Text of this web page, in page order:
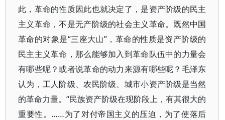
此，革命的性质因此也就决定了，是资产阶级的民主
主义革命，不是无产阶级的社会主义革命。既然中国
革命的对象是“三座大山”，革命的性质是资产阶级的
民主主义革命，那么能够加入到革命队伍中的力量会
有哪些呢？或者说革命的动力来源有哪些呢？毛泽东
认为，工人阶级、农民阶级、城市小资产阶级是当然
的革命力量。“民族资产阶级在现阶段上，有其很大的
重要性。……为了对付帝国主义的压迫，为了使落后